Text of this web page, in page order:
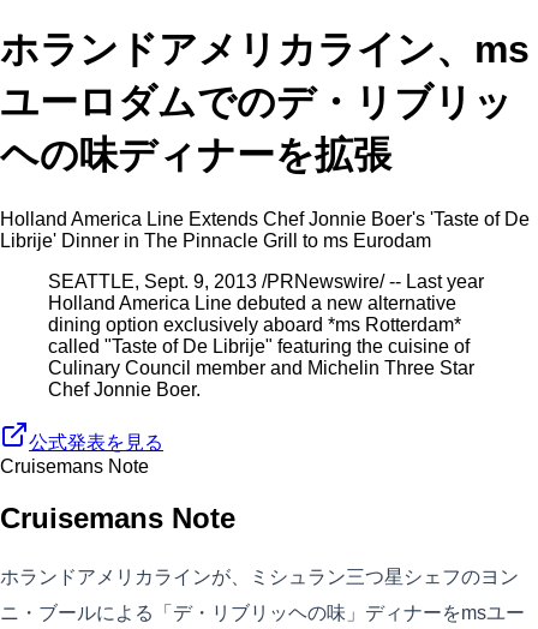
ホランドアメリカライン、ms
ユーロダムでのデ・リブリッ
ヘの味ディナーを拡張
Holland America Line Extends Chef Jonnie Boer's 'Taste of De
Librije' Dinner in The Pinnacle Grill to ms Eurodam
SEATTLE, Sept. 9, 2013 /PRNewswire/ -- Last year
Holland America Line debuted a new alternative
dining option exclusively aboard *ms Rotterdam*
called "Taste of De Librije" featuring the cuisine of
Culinary Council member and Michelin Three Star
Chef Jonnie Boer.
公式発表を見る
Cruisemans Note
Cruisemans Note
ホランドアメリカラインが、ミシュラン三つ星シェフのヨン
ニ・ブールによる「デ・リブリッヘの味」ディナーをmsユー